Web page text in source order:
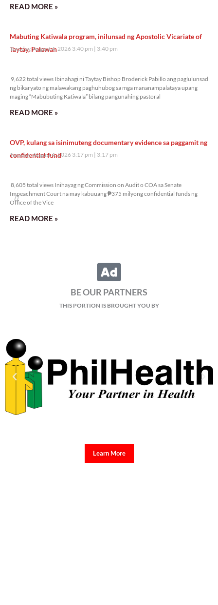
READ MORE »
Mabuting Katiwala program, inilunsad ng Apostolic Vicariate of
Taytay, Palawan
Tuesday, August 4, 2026 3:40 pm 3:40 pm
9,622 total views Ibinahagi ni Taytay Bishop Broderick Pabillo ang paglulunsad
ng bikaryato ng malawakang paghuhubog sa mga mananampalataya upang
maging “Mabubuting Katiwala” bilang pangunahing pastoral
READ MORE »
OVP, kulang sa isinimuteng documentary evidence sa paggamit ng
confidential fund
Tuesday, August 4, 2026 3:17 pm 3:17 pm
8,605 total views Inihayag ng Commission on Audit o COA sa Senate
Impeachment Court na may kabuuang ₱375 milyong confidential funds ng
Office of the Vice
READ MORE »
BE OUR PARTNERS
THIS PORTION IS BROUGHT YOU BY
Learn More